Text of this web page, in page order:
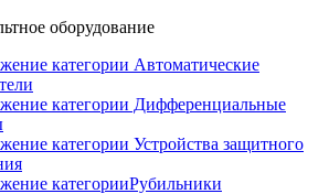
оборудование
Автоматические
Дифференциальные
Устройства защитного
Рубильники